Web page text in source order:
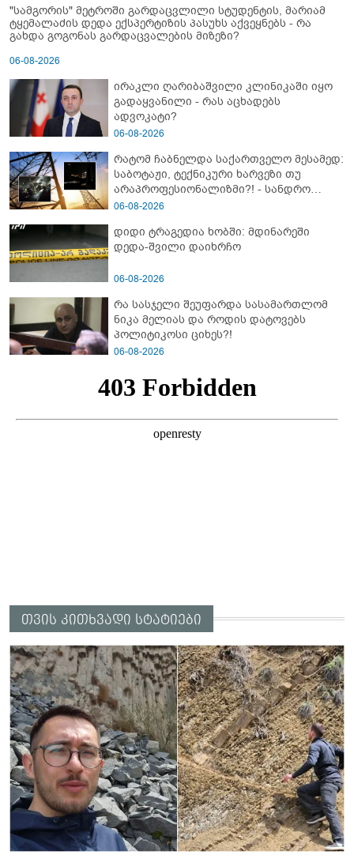
"სამგორის" მეტროში გარდაცვლილი სტუდენტის, მარიამ
ტყემალაძის დედა ექსპერტიზის პასუხს აქვეყნებს - რა
გახდა გოგონას გარდაცვალების მიზეზი?
06-08-2026
ირაკლი ღარიბაშვილი კლინიკაში იყო
გადაყვანილი - რას აცხადებს
ადვოკატი?
06-08-2026
რატომ ჩაბნელდა საქართველო მესამედ:
საბოტაჟი, ტექნიკური ხარვეზი თუ
არაპროფესიონალიზმი?! - სანდრო
თვალჭრელიძის ანალიზი
06-08-2026
დიდი ტრაგედია ხობში: მდინარეში
დედა-შვილი დაიხრჩო
06-08-2026
რა სასჯელი შეუფარდა სასამართლომ
ნიკა მელიას და როდის დატოვებს
პოლიტიკოსი ციხეს?!
06-08-2026
თვის კითხვადი სტატიები